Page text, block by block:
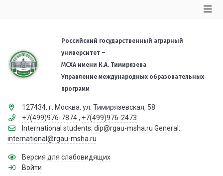
Российский государственный аграрный
университет –
МСХА имени К.А. Тимирязева
Управление международных образовательных
программ
127434, г. Москва, ул. Тимирязевская, 58
+7(499)976-7874 , +7(499)976-2473
International students: dip@rgau-msha.ru General:
international@rgau-msha.ru
Версия для слабовидящих
Войти